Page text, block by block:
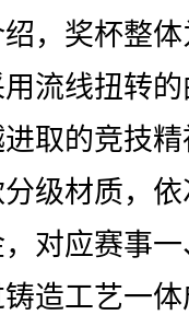
，奖杯整
流线扭转
取的竞技
级材质，
对应赛事
造工艺一